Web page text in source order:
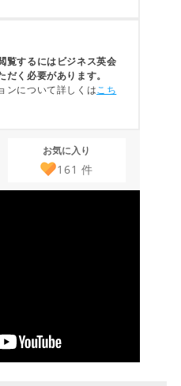
覧するにはビジネス英会
く必要があります。
ンについて詳しくはこち
お気に入り
161 件